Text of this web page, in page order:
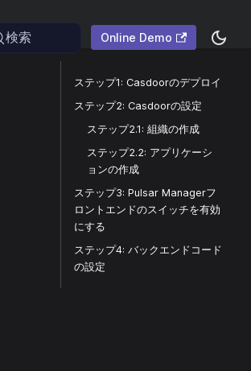
検索 Online Demo
ステップ1: Casdoorのデプロイ
ステップ2: Casdoorの設定
ステップ2.1: 組織の作成
ステップ2.2: アプリケーシ
ョンの作成
ステップ3: Pulsar Managerフ
ロントエンドのスイッチを有効
にする
ステップ4: バックエンドコード
の設定